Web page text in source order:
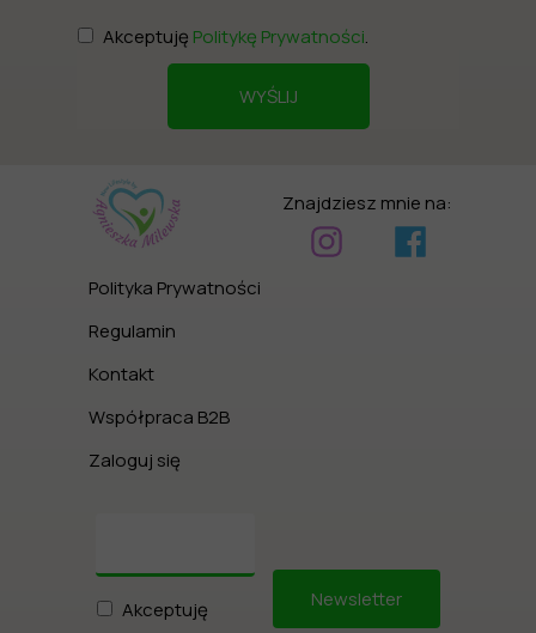
Akceptuję Politykę Prywatności.
WYŚLIJ
Współpraca B2B
Kontakt
Regulamin
Polityka Prywatności
Zaloguj się
Znajdziesz mnie na:
Akceptuję
Newsletter